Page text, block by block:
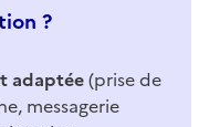
?
adaptée(prise de
messagerie